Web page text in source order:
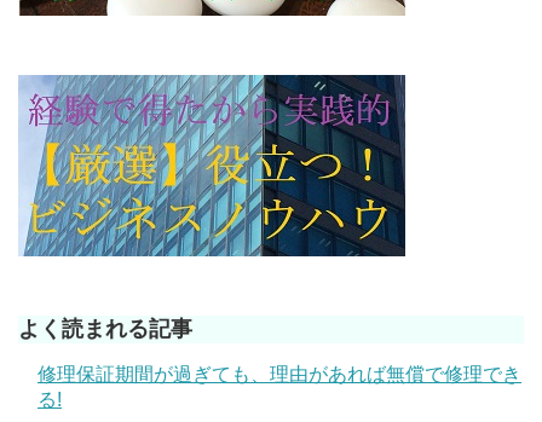
よく読まれる記事
修理保証期間が過ぎても、理由があれば無償で修理でき
る!